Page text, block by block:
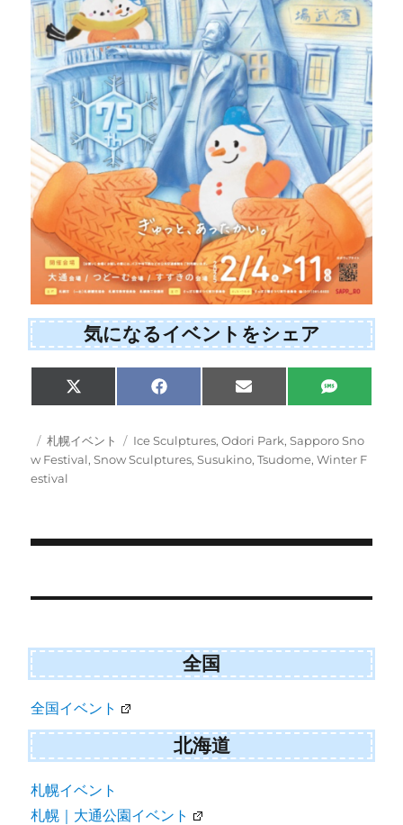
気になるイベントをシェア
Share
on
X
(
w
t
Share
on
F
a
e
b
o
Share
on
E
m
i
l
Share
on
S
M
投
稿
日:
カ
テ
ゴ
札幌イベント
タ
グ
Ice Sculptures,Odori Park,Sapporo Sno
w Festival,Snow Sculptures,Susukino,Tsudome,Winter F
estival
稿
ビ
ゲ
ー
シ
ョ
ン
全国
全国イベント
北海道
札幌イベント
札幌｜大通公園イベント